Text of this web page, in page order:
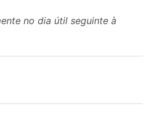
no dia útil seguinte à